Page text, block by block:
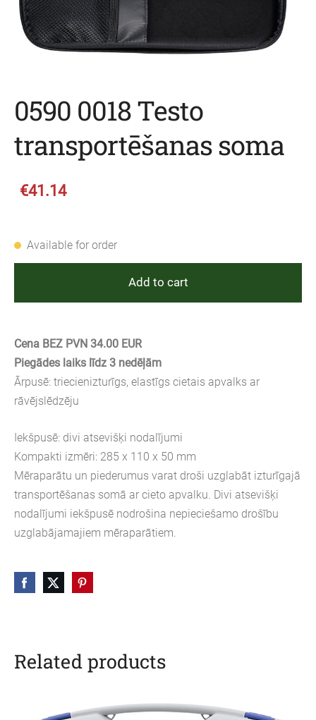
0590 0018 Testo
transportēšanas soma
€41.14
Available for order
Add to cart
Cena BEZ PVN 34.00 EUR
Piegādes laiks līdz 3 nedēļām
Ārpusē: triecienizturīgs, elastīgs cietais apvalks ar
rāvējslēdzēju
Iekšpusē: divi atsevišķi nodalījumi
Kompakti izmēri: 285 x 110 x 50 mm
Mēraparātu un piederumus varat droši uzglabāt izturīgajā
transportēšanas somā ar cieto apvalku. Divi atsevišķi
nodalījumi iekšpusē nodrošina nepieciešamo drošību
uzglabājamajiem mēraparātiem.
Related products